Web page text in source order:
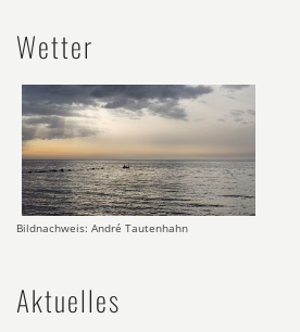
Wetter
Bildnachweis: André Tautenhahn
Aktuelles